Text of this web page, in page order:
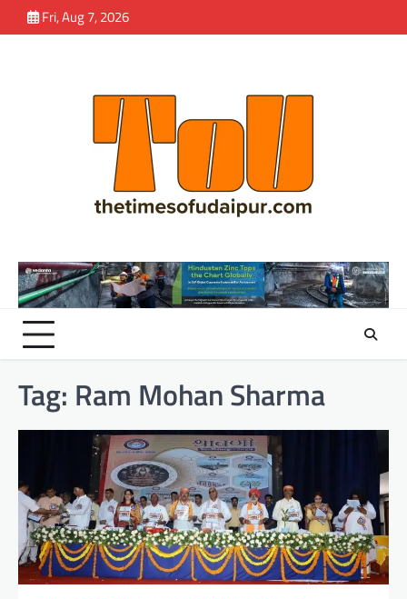
to
Fri, Aug 7, 2026
Tag: Ram Mohan Sharma